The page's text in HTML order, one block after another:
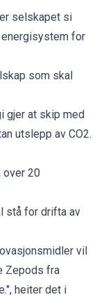
selskapet si
for
som skal
gjer at skip med
utslepp av CO2.
over 20
stå for drifta av
vil
Zepods fra
heiter det i